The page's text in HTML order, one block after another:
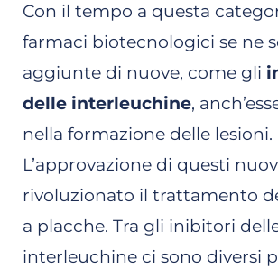
Con il tempo a questa
farmaci biotecnologici se ne
aggiunte di nuove, come gli
delle interleuchine,
nella formazione delle lesioni.
L’approvazione di questi
rivoluzionato il trattamento
a placche. Tra gli inibitori
interleuchine ci sono diversi